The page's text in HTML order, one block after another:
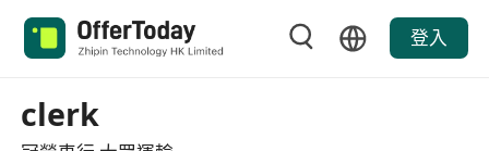
登入
clerk